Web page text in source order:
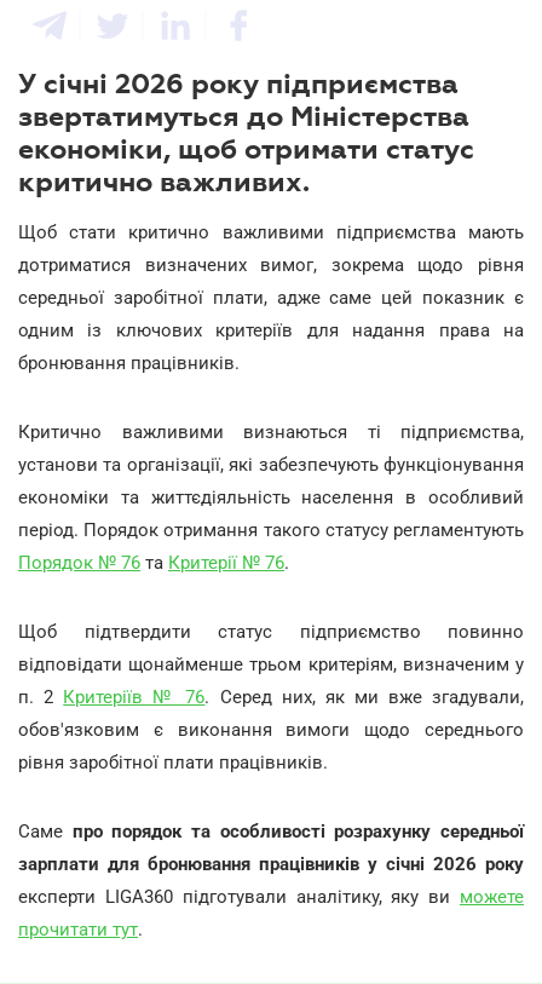
У січні 2026 року підприємства
звертатимуться до Міністерства
економіки, щоб отримати статус
критично важливих.
Щоб стати критично важливими підприємства мають
дотриматися визначених вимог, зокрема щодо рівня
середньої заробітної плати, адже саме цей показник є
одним із ключових критеріїв для надання права на
бронювання працівників.
Критично важливими визнаються ті підприємства,
установи та організації, які забезпечують функціонування
економіки та життєдіяльність населення в особливий
період. Порядок отримання такого статусу регламентують
Порядок № 76 та Критерії № 76.
Щоб підтвердити статус підприємство повинно
відповідати щонайменше трьом критеріям, визначеним у
п. 2 Критеріїв № 76. Серед них, як ми вже згадували,
обов'язковим є виконання вимоги щодо середнього
рівня заробітної плати працівників.
Саме про порядок та особливості розрахунку середньої
зарплати для бронювання працівників у січні 2026 року
експерти LIGA360 підготували аналітику, яку ви можете
прочитати тут.